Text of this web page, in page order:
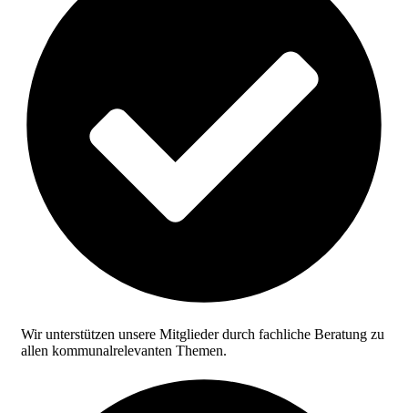
Wir unterstützen unsere Mitglieder durch fachliche Beratung zu
allen kommunalrelevanten Themen.